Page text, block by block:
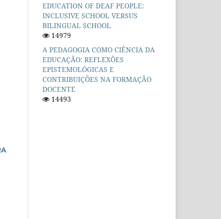
EDUCATION OF DEAF PEOPLE:
INCLUSIVE SCHOOL VERSUS
BILINGUAL SCHOOL
14979
A PEDAGOGIA COMO CIÊNCIA DA
EDUCAÇÃO: REFLEXÕES
EPISTEMOLÓGICAS E
CONTRIBUIÇÕES NA FORMAÇÃO
DOCENTE
14493